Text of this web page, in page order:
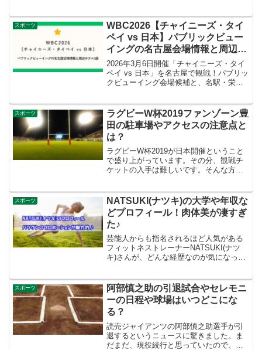
料になりますが、ネットやテレビで視聴
する方法もまとめました。次世代に若者
の活躍を楽しんでくださいね。
スポーツ
WBC2026【チャイニーズ・タイ
ペイ vs 日本】パブリックビュー
イングの名古屋会場情報と周辺ホ
テル3選
2026年3月6日開催「チャイニーズ・タイ
ペイ vs 日本」を名古屋で観戦！パブリッ
クビューイング会場候補と、名駅・栄エ
立つ情報を紹介します。
スポーツ
ラグビーW杯2019ファンゾーン豊
田の駐車場やアクセスの注意点と
は？
ラグビーW杯2019が日本開催ということ
で盛り上がっています。その分、観戦チ
ケットの入手は難しいです。そんな方の
ます。そこで、ファンゾーン豊田の駐車
場やアクセス方法をご紹介します。注意
すべき点があるので、行かれる方は参考
にしてください。
スポーツ
NATSUKI(ナツキ)の大学や年収な
どプロフィール！肉体美が凄すぎ
た♪
芸能人からも指名されるほど人気がある
フィットネストレーナーNATSUKI(ナツ
キ)さんが、どんな経歴なのが気になった
紹介します。NATSUKIさんのインスタも
あったので、素敵な画像を楽しんでくだ
さいね。
スポーツ
阿部慎之助の引退試合やセレモニ
ーの日程や球場はいつどこにな
る？
読売ジャイアンツの阿部慎之助選手が引
退するというニュースに驚きました。ま
だまだ、現役続行と思っていたので、朝